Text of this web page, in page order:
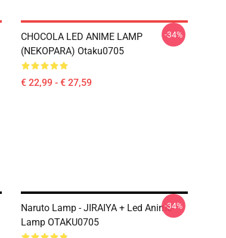
CHOCOLA LED ANIME LAMP
(NEKOPARA) Otaku0705
€ 22,99 - € 27,59
-34%
Naruto Lamp - JIRAIYA + Led Anime
Lamp OTAKU0705
-34%